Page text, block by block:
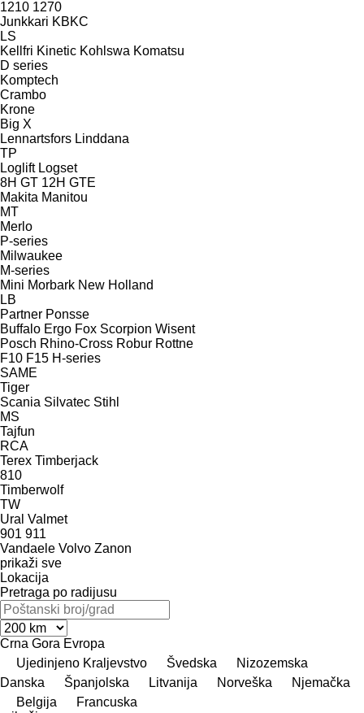
1210 1270
Junkkari KBKC
LS
Kellfri Kinetic Kohlswa Komatsu
D series
Komptech
Crambo
Krone
Big X
Lennartsfors Linddana
TP
Loglift Logset
8H GT 12H GTE
Makita Manitou
MT
Merlo
P-series
Milwaukee
M-series
Mini Morbark New Holland
LB
Partner Ponsse
Buffalo Ergo Fox Scorpion Wisent
Posch Rhino-Cross Robur Rottne
F10 F15 H-series
SAME
Tiger
Scania Silvatec Stihl
MS
Tajfun
RCA
Terex Timberjack
810
Timberwolf
TW
Ural Valmet
901 911
Vandaele Volvo Zanon
prikaži sve
Lokacija
Pretraga po radijusu
Crna Gora Evropa
Ujedinjeno Kraljevstvo
Švedska
Nizozemska
Danska
Španjolska Litvanija Norveška
Njemačka
Belgija
Francuska